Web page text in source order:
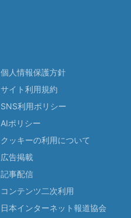
個人情報保護方針
サイト利用規約
SNS利用ポリシー
AIポリシー
クッキーの利用について
広告掲載
記事配信
コンテンツ二次利用
日本インターネット報道協会